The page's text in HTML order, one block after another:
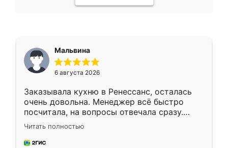
Мальвина
6 августа 2026
Заказывала кухню в Ренессанс, осталась
очень довольна. Менеджер всё быстро
посчитала, на вопросы отвечала сразу.
Замерщик приехал в субботу, подошёл к
делу со всей ответственностью. Собрали
за день, ребята работали аккуратно, даже
Читать полностью